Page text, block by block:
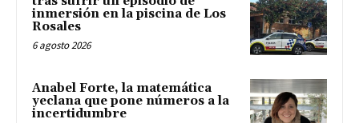
inmersión en la piscina de Los
Rosales
6 agosto 2026
Anabel Forte, la matemática
yeclana que pone números a la
incertidumbre